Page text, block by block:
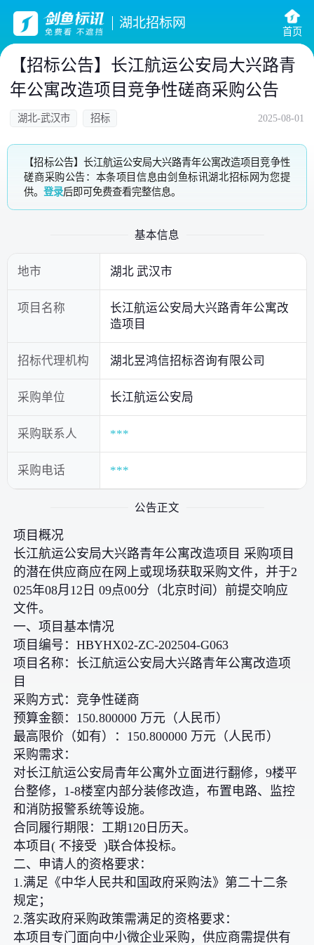
湖北招标网
首页
【招标公告】长江航运公安局大兴路青
年公寓改造项目竞争性磋商采购公告
湖北-武汉市 招标 2025-08-01
【招标公告】长江航运公安局大兴路青年公寓改造项目竞争性
磋商采购公告：本条项目信息由剑鱼标讯湖北招标网为您提
供。登录后即可免费查看完整信息。
基本信息
地市 湖北 武汉市
项目名称
长江航运公安局大兴路青年公寓改
造项目
招标代理机构 湖北昱鸿信招标咨询有限公司
采购单位 长江航运公安局
采购联系人 ***
采购电话 ***
公告正文
项目概况
长江航运公安局大兴路青年公寓改造项目 采购项目
的潜在供应商应在网上或现场获取采购文件，并于2
025年08月12日 09点00分（北京时间）前提交响应
文件。
一、项目基本情况
项目编号：HBYHX02-ZC-202504-G063
项目名称：长江航运公安局大兴路青年公寓改造项
目
采购方式：竞争性磋商
预算金额：150.800000 万元（人民币）
最高限价（如有）：150.800000 万元（人民币）
采购需求：
对长江航运公安局青年公寓外立面进行翻修，9楼平
台整修，1-8楼室内部分装修改造，布置电路、监控
和消防报警系统等设施。
合同履行期限：工期120日历天。
本项目( 不接受 )联合体投标。
二、申请人的资格要求：
1.满足《中华人民共和国政府采购法》第二十二条
规定；
2.落实政府采购政策需满足的资格要求：
本项目专门面向中小微企业采购，供应商需提供有